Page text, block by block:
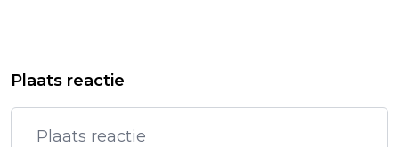
EXPLOSIE – STEENUIL –
TERUGKEER ASTRONAUTEN UIT ISS
OPNIEUW UITGESTELD
Plaats reactie